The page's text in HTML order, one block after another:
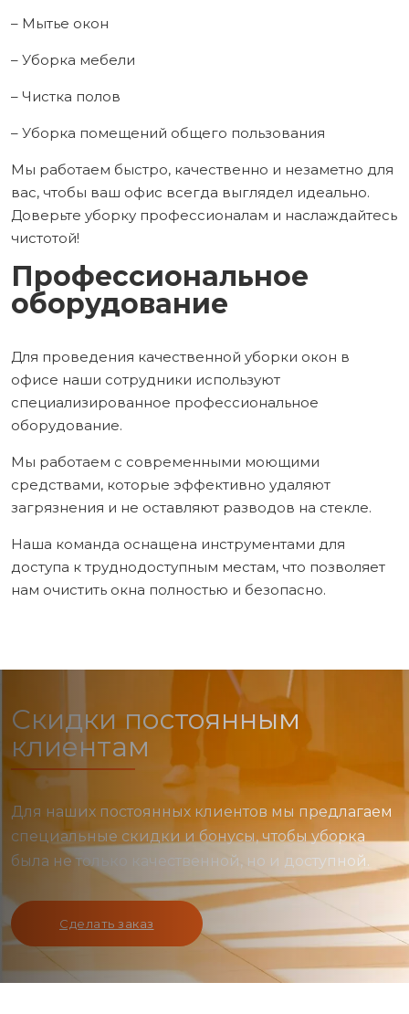
– Мытье окон
– Уборка мебели
– Чистка полов
– Уборка помещений общего пользования
Мы работаем быстро, качественно и незаметно для
вас, чтобы ваш офис всегда выглядел идеально.
Доверьте уборку профессионалам и наслаждайтесь
чистотой!
Профессиональное
оборудование
Для проведения качественной уборки окон в
офисе наши сотрудники используют
специализированное профессиональное
оборудование.
Мы работаем с современными моющими
средствами, которые эффективно удаляют
загрязнения и не оставляют разводов на стекле.
Наша команда оснащена инструментами для
доступа к труднодоступным местам, что позволяет
нам очистить окна полностью и безопасно.
Скидки постоянным
клиентам
Для наших постоянных клиентов мы предлагаем
специальные скидки и бонусы, чтобы уборка
была не только качественной, но и доступной.
Сделать заказ